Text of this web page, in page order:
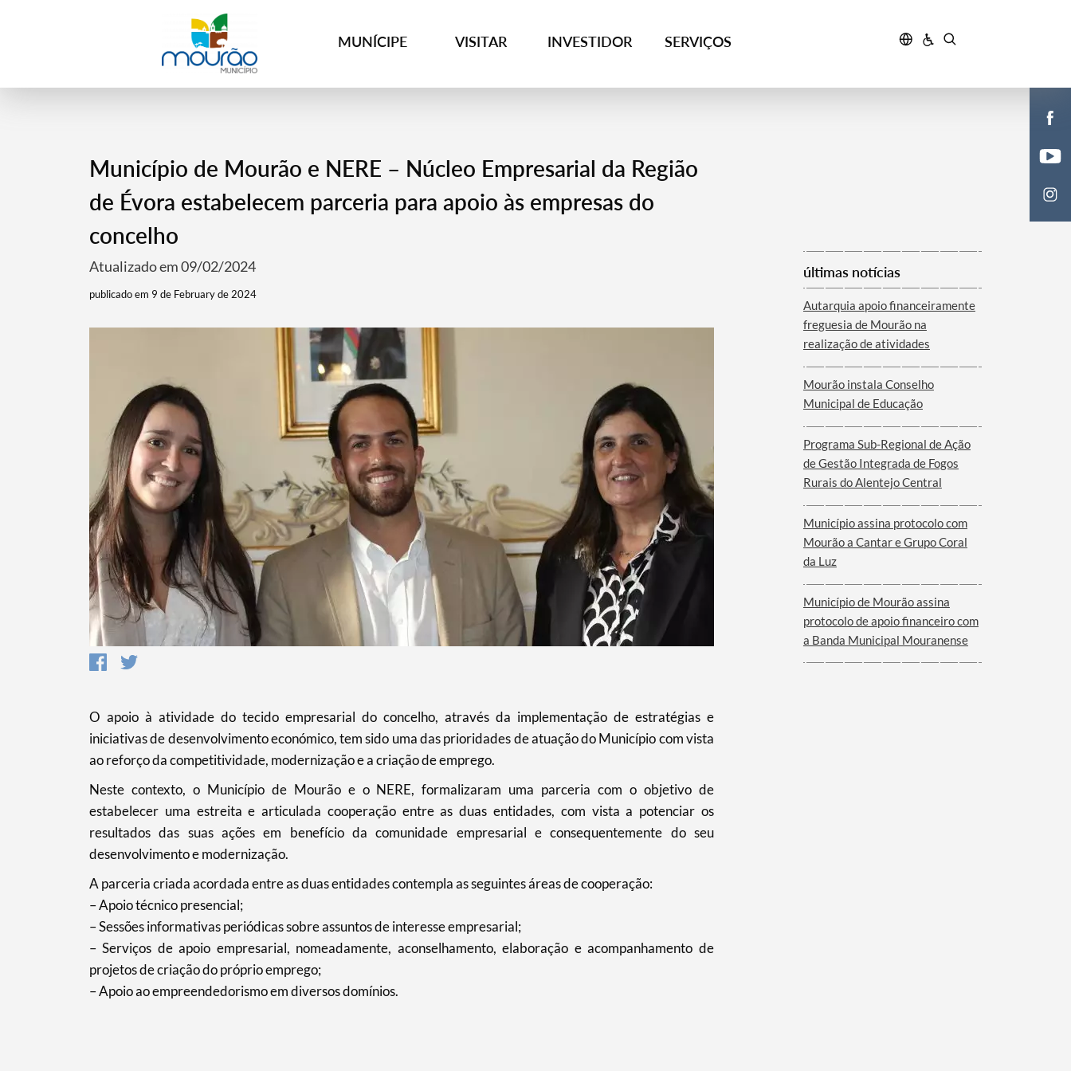
MUNÍCIPE VISITAR INVESTIDOR SERVIÇOS
Termo de Pesquisa
Município de Mourão e NERE – Núcleo Empresarial da Região
de Évora estabelecem parceria para apoio às empresas do
concelho
Atualizado em 09/02/2024
publicado em 9 de February de 2024
O apoio à atividade do tecido empresarial do concelho, através da implementação de estratégias e
iniciativas de desenvolvimento económico, tem sido uma das prioridades de atuação do Município com vista
ao reforço da competitividade, modernização e a criação de emprego.
Neste contexto, o Município de Mourão e o NERE, formalizaram uma parceria com o objetivo de
estabelecer uma estreita e articulada cooperação entre as duas entidades, com vista a potenciar os
resultados das suas ações em benefício da comunidade empresarial e consequentemente do seu
desenvolvimento e modernização.
A parceria criada acordada entre as duas entidades contempla as seguintes áreas de cooperação:
– Apoio técnico presencial;
– Sessões informativas periódicas sobre assuntos de interesse empresarial;
– Serviços de apoio empresarial, nomeadamente, aconselhamento, elaboração e acompanhamento de
projetos de criação do próprio emprego;
– Apoio ao empreendedorismo em diversos domínios.
últimas notícias
Autarquia apoio financeiramente
freguesia de Mourão na
realização de atividades
Mourão instala Conselho
Municipal de Educação
Programa Sub-Regional de Ação
de Gestão Integrada de Fogos
Rurais do Alentejo Central
Município assina protocolo com
Mourão a Cantar e Grupo Coral
da Luz
Município de Mourão assina
protocolo de apoio financeiro com
a Banda Municipal Mouranense